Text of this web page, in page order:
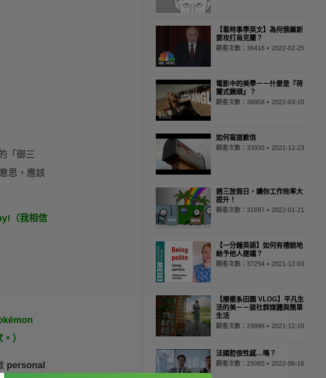
「御三
思，應該
（我相信
）
personal
【看時事學英文】為何俄羅斯
要攻打烏克蘭？
觀看次數：36416 2022-02-25
電影中的美學－－什麼是『荷
蘭式鏡頭』？
觀看次數：38958 2022-03-10
如何寫道歉信
觀看次數：33935 2021-12-23
週三放假日，讓你工作效率大
提升！
觀看次數：31697 2022-01-21
【一分鐘英語】如何有禮貌地
給予他人建議？
觀看次數：37254 2021-12-03
【療癒系田園 VLOG】平凡生
活的美－－談社群媒體與簡單
生活
觀看次數：29996 2021-12-10
法國腔很性感…嗎？
觀看次數：25065 2022-06-16